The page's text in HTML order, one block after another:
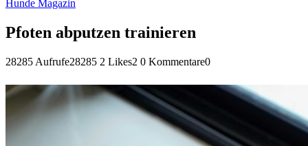
Hunde Magazin
Pfoten abputzen trainieren
28285 Aufrufe28285 2 Likes2 0 Kommentare0